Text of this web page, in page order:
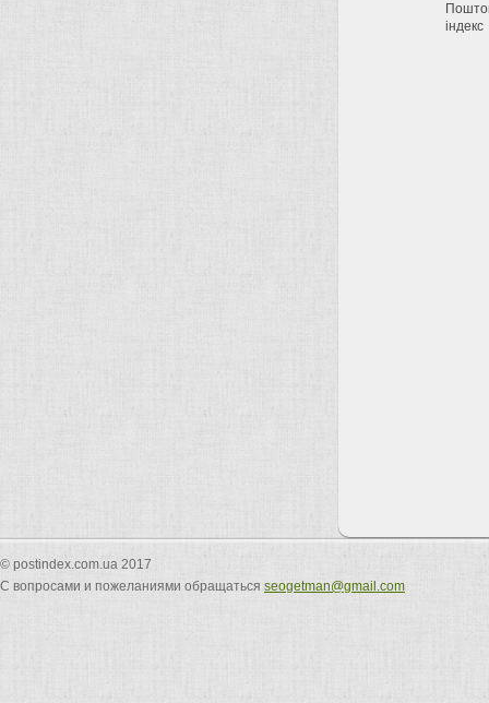
індекс
© postindex.com.ua 2017
С вопросами и пожеланиями обращаться seogetman@gmail.com